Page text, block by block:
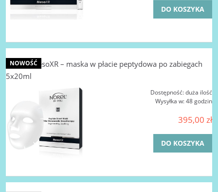
DO KOSZYKA
NOREL MesoXR – maska w płacie peptydowa po zabiegach
5x20ml
Dostępność:duża ilość
Wysyłka w:48 godzin
395,00 zł
DO KOSZYKA
NOWOŚĆ